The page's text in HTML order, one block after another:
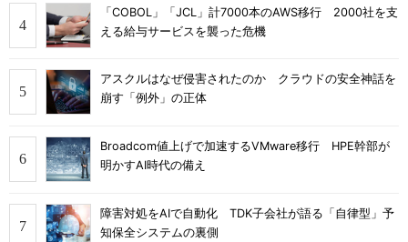
「COBOL」「JCL」計7000本のAWS移行 2000社を支
える給与サービスを襲った危機
アスクルはなぜ侵害されたのか クラウドの安全神話を
崩す「例外」の正体
Broadcom値上げで加速するVMware移行 HPE幹部が
明かすAI時代の備え
障害対処をAIで自動化 TDK子会社が語る「自律型」予
知保全システムの裏側